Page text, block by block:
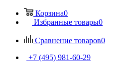
Корзина0
Избранные товары0
Сравнение товаров0
+7 (495) 981-60-29